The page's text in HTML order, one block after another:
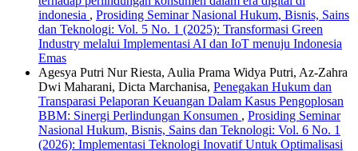
indonesia , Prosiding Seminar Nasional Hukum, Bisnis, Sains
dan Teknologi: Vol. 5 No. 1 (2025): Transformasi Green
Industry melalui Implementasi AI dan IoT menuju Indonesia
Emas
Agesya Putri Nur Riesta, Aulia Prama Widya Putri, Az-Zahra
Dwi Maharani, Dicta Marchanisa, Penegakan Hukum dan
Transparasi Pelaporan Keuangan Dalam Kasus Pengoplosan
BBM: Sinergi Perlindungan Konsumen , Prosiding Seminar
Nasional Hukum, Bisnis, Sains dan Teknologi: Vol. 6 No. 1
(2026): Implementasi Teknologi Inovatif Untuk Optimalisasi